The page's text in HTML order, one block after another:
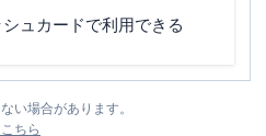
ュカードで利用できる
い場合があります。
ちら